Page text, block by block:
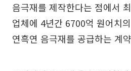
음극재를 제작한다는 점에서
업체에 4년간 6700억 원어치
연흑연 음극재를 공급하는 계